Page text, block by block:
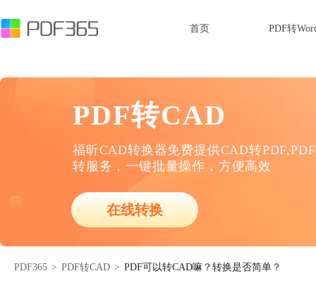
首页 PDF转
PDF转CAD
福昕CAD转换器免费提供CAD转
转服务，一键批量操作，方便高效
在线转换
PDF365 > PDF转CAD > PDF可以转CAD嘛？转换是否简单？